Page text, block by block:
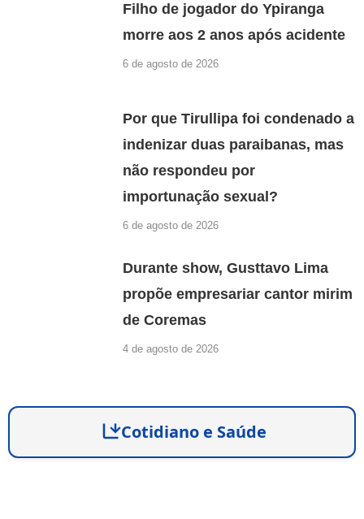
Filho de jogador do Ypiranga
morre aos 2 anos após acidente
6 de agosto de 2026
Por que Tirullipa foi condenado a
indenizar duas paraibanas, mas
não respondeu por
importunação sexual?
6 de agosto de 2026
Durante show, Gusttavo Lima
propõe empresariar cantor mirim
de Coremas
4 de agosto de 2026
Cotidiano e Saúde